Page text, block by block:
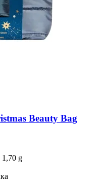
Beauty Bag
1,70 g